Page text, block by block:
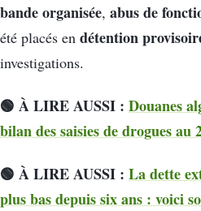
bande organisée, abus de
été placés en détention
investigations.
🟢 À LIRE AUSSI : Douanes
bilan des saisies de drogues au
🟢 À LIRE AUSSI : La dette
plus bas depuis six ans : voici